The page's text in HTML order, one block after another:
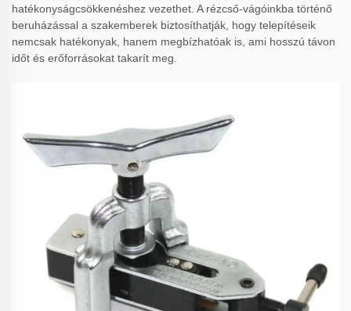
hatékonyságcsökkenéshez vezethet. A rézcső-vágóinkba történő
beruházással a szakemberek biztosíthatják, hogy telepítéseik
nemcsak hatékonyak, hanem megbízhatóak is, ami hosszú távon
időt és erőforrásokat takarít meg.